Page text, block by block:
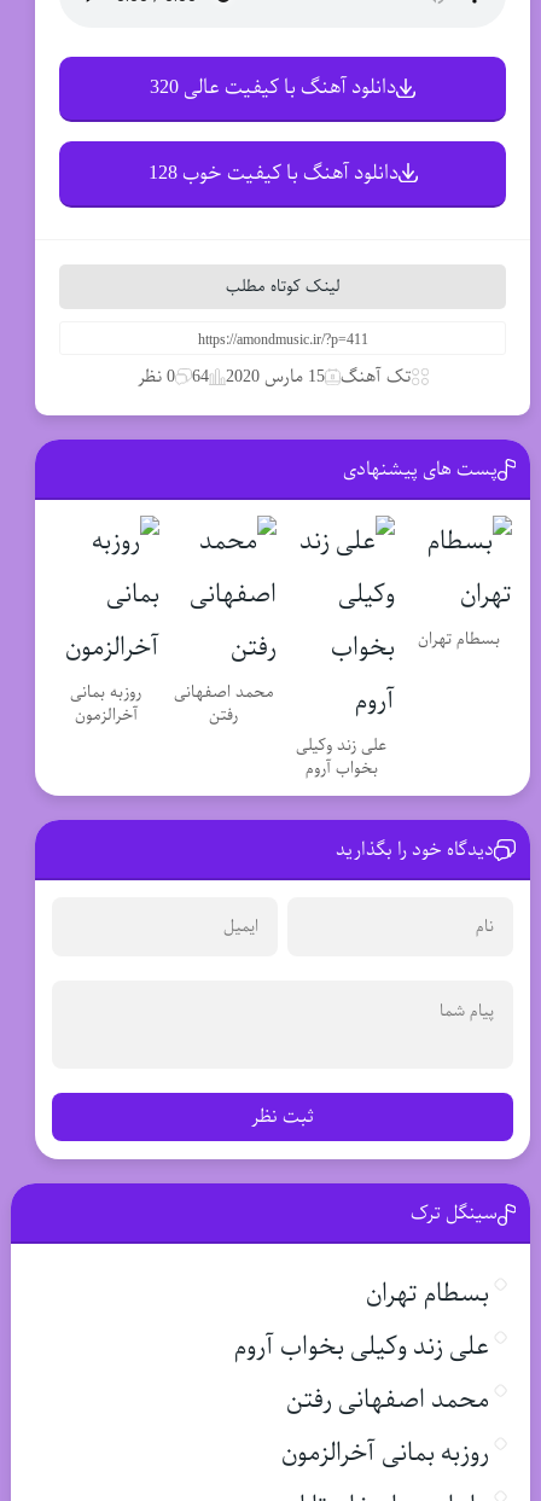
دانلود آهنگ با کیفیت عالی 320
دانلود آهنگ با کیفیت خوب 128
لینک کوتاه مطلب
تک آهنگ 15 مارس 2020 64 0 نظر
پست های پیشنهادی
بسطام تهران
علی زند وکیلی
بخواب آروم
محمد اصفهانی
رفتن
روزبه بمانی
آخرالزمون
دیدگاه خود را بگذارید
ثبت نظر
سینگل ترک
بسطام تهران
علی زند وکیلی بخواب آروم
محمد اصفهانی رفتن
روزبه بمانی آخرالزمون